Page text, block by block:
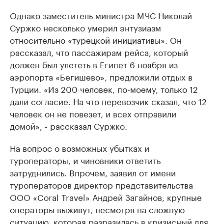
Однако заместитель министра МЧС Николай
Суржко несколько умерил энтузиазм
относительно «турецкой инициативы». Он
рассказал, что пассажирам рейса, который
должен был улететь в Египет 6 ноября из
аэропорта «Бегишево», предложили отдых в
Турции. «Из 200 человек, по-моему, только 12
дали согласие. На что перевозчик сказал, что 12
человек он не повезет, и всех отправили
домой», - рассказал Суржко.
На вопрос о возможных убытках и
туроператоры, и чиновники ответить
затруднились. Впрочем, заявил от имени
туроператоров директор представительства
ООО «Coral Travel» Андрей Загайнов, крупные
операторы выживут, несмотря на сложную
ситуацию, которая разразилась в кризисный для